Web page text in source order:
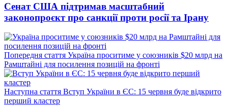
Сенат США підтримав масштабний
законопроєкт про санкції проти росії та Ірану
Попередня стаття Попередній
запис:
Україна проситиме у союзників $20 млрд на
Рамштайні для посилення позицій на фронті
Наступна стаття Наступний
Вступ України в ЄС: 15 червня буде відкрито
перший кластер